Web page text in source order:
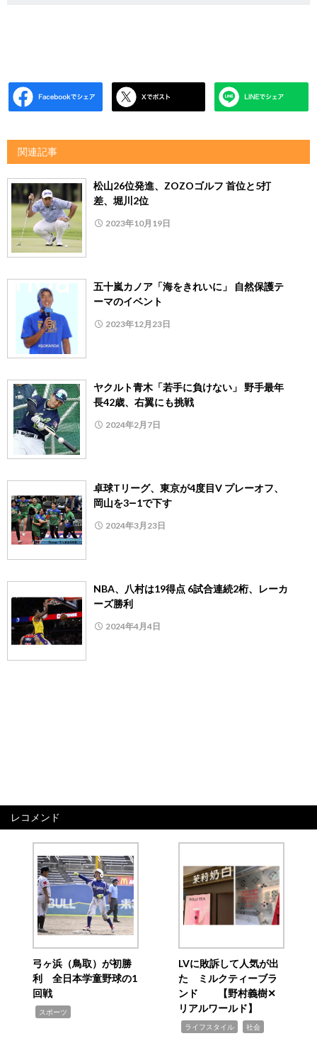
関連記事
松山26位発進、ZOZOゴルフ 首位と5打
差、堀川2位
2023年10月19日
五十嵐カノア「海をきれいに」 自然保護テ
ーマのイベント
2023年12月23日
ヤクルト青木「若手に負けない」 野手最年
長42歳、右翼にも挑戦
2024年2月7日
卓球Tリーグ、東京が4度目V プレーオフ、
岡山を3―1で下す
2024年3月23日
NBA、八村は19得点 6試合連続2桁、レーカ
ーズ勝利
2024年4月4日
レコメンド
弓ヶ浜（鳥取）が初勝
利 全日本学童野球の1
回戦
スポーツ
LVに敗訴して人気が出
た ミルクティーブラ
ンド 【野村義樹✕
リアルワールド】
ライフスタイル 社会